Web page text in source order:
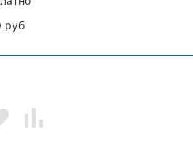
руб